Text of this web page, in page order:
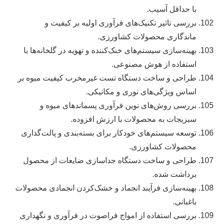
با حداقل آسیب.
بررسی تاثیر تکنیک‌های فرآوری اولیه بر کیفیت و
ماندگاری محصولات کشاورزی.
بهینه‌سازی سیستم‌های خنک‌کننده و تهویه در گلخانه‌ها با
استفاده از هوش مصنوعی.
طراحی و ساخت دستگاه تست غیرمخرب کیفیت میوه بر
اساس ویژگی‌های نوری و مکانیکی.
بررسی روش‌های نوین فرآوری پسماندهای میوه و
سبزیجات به محصولات با ارزش افزوده.
توسعه سیستم‌های خودکار برای بسته‌بندی و پالت‌گذاری
محصولات کشاورزی.
طراحی و ساخت دستگاه جداسازی ضایعات از محصول
برداشت شده.
بهینه‌سازی فرآیند انجماد و خشک‌کردن انجمادی محصولات
باغبانی.
بررسی استفاده از امواج فراصوت در فرآوری و نگهداری